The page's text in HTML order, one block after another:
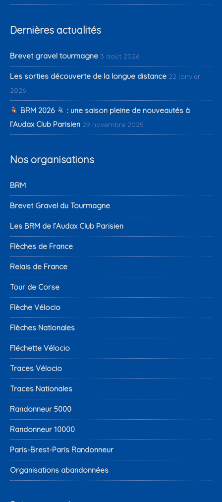
Dernières actualités
Brevet gravel tourmagne 3 août 2026
Les sorties découverte de la longue distance 22 janvier
2026
BRM 2026
: une saison pleine de nouveautés à
l’Audax Club Parisien 29 novembre 2025
Nos organisations
BRM
Brevet Gravel du Tourmagne
Les BRM de l’Audax Club Parisien
Flèches de France
Relais de France
Tour de Corse
Flèche Vélocio
Flèches Nationales
Fléchette Vélocio
Traces Vélocio
Traces Nationales
Randonneur 5000
Randonneur 10000
Paris-Brest-Paris Randonneur
Organisations abandonnées